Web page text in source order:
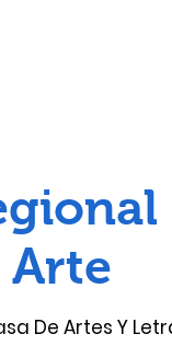
Arte
De Artes Y